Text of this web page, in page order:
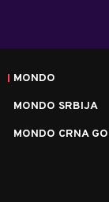
MONDO
MONDO SRBIJA
MONDO CRNA